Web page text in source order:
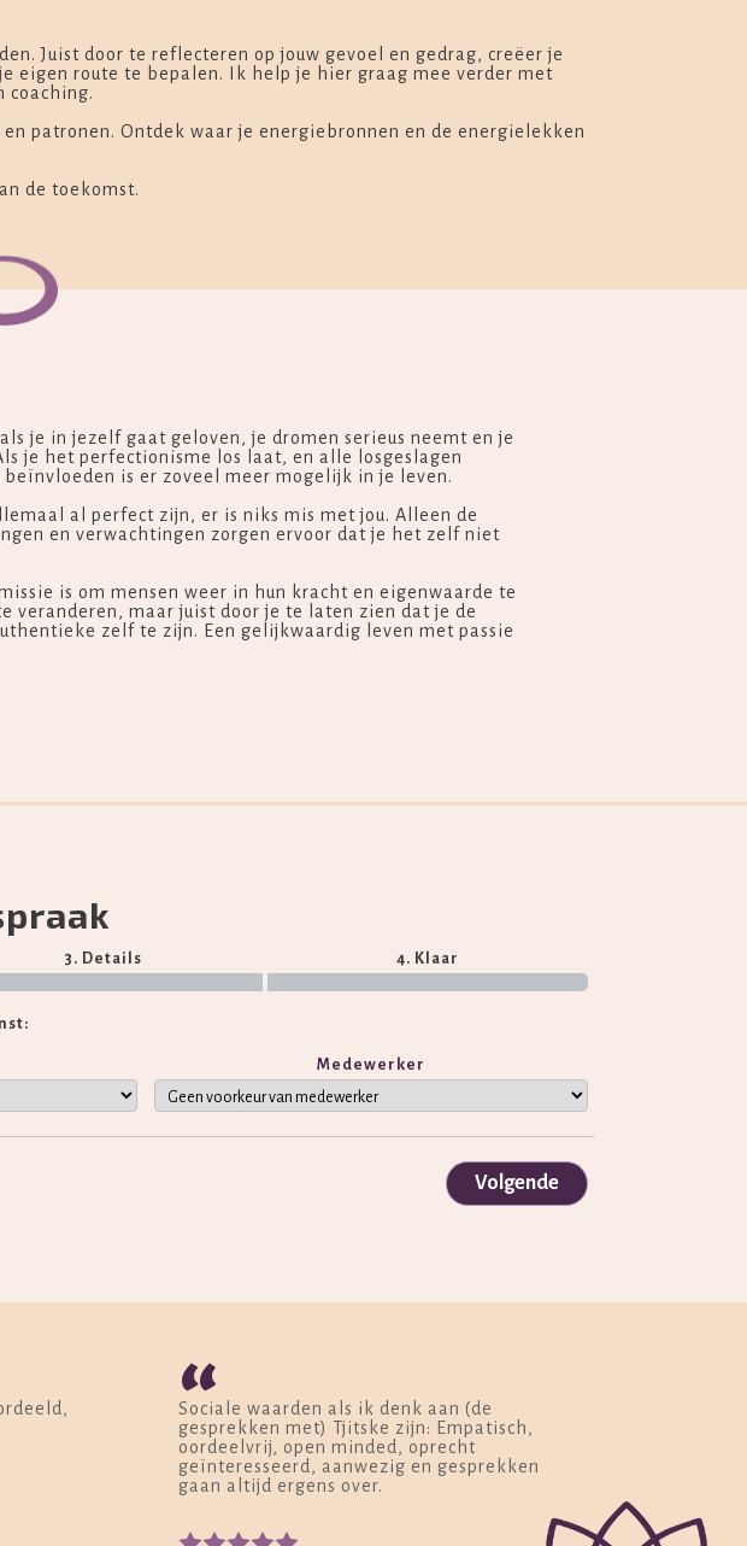
Juist door te reflecteren op jouw gevoel en gedrag, creëer je
eigen route te bepalen. Ik help je hier graag mee verder met
coaching.
patronen. Ontdek waar je energiebronnen en de energielekken
de toekomst.
je in jezelf gaat geloven, je dromen serieus neemt en je
je het perfectionisme los laat, en alle losgeslagen
is er zoveel meer mogelijk in je leven.
al perfect zijn, er is niks mis met jou. Alleen de
en verwachtingen zorgen ervoor dat je het zelf niet
is om mensen weer in hun kracht en eigenwaarde te
veranderen, maar juist door je te laten zien dat je de
zelf te zijn. Een gelijkwaardig leven met passie
3. Details 4. Klaar
Medewerker
Volgende
“
Sociale waarden als ik denk aan (de
gesprekken met) Tjitske zijn: Empatisch,
oordeelvrij, open minded, oprecht
geïnteresseerd, aanwezig en gesprekken
gaan altijd ergens over.